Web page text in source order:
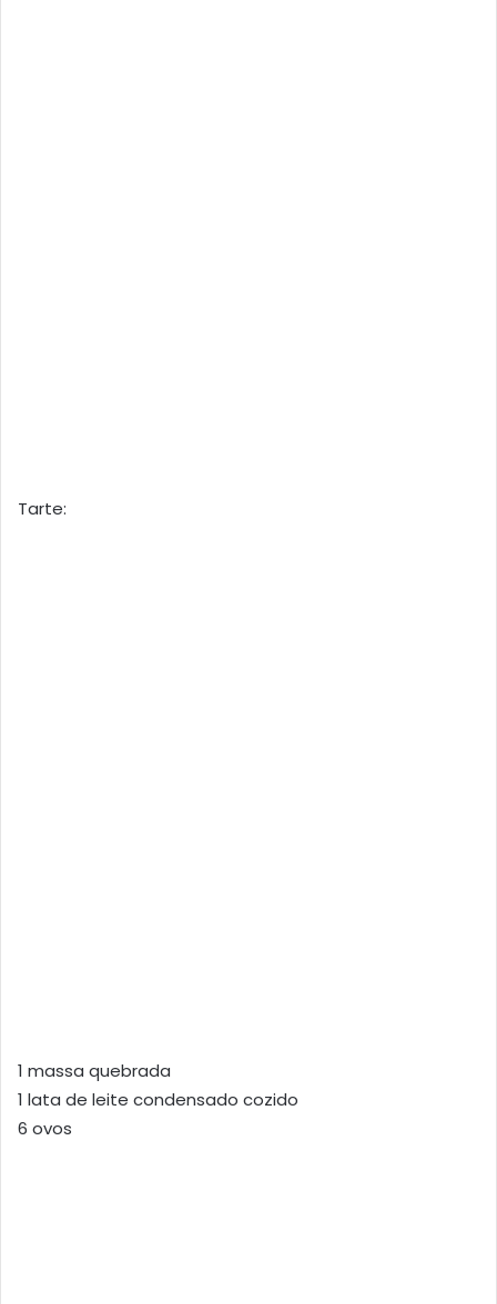
Tarte:
1 massa quebrada
1 lata de leite condensado cozido
6 ovos